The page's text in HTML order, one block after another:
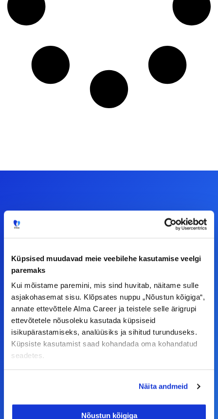
Küpsised muudavad meie veebilehe kasutamise veelgi
paremaks
Kui mõistame paremini, mis sind huvitab, näitame sulle
asjakohasemat sisu. Klõpsates nuppu „Nõustun kõigiga“,
annate ettevõttele Alma Career ja teistele selle ärigrupi
ettevõtetele nõusoleku kasutada küpsiseid
isikupärastamiseks, analüüsiks ja sihitud turunduseks.
Küpsiste kasutamist saad kohandada oma kohandatud
seadetes.
Näita andmeid
Nõustun kõigiga
Tööelublogi.ee lehelt leiad kõik vajaliku, et olla
ettepanekuid erinevate teemade osas või soovid
F
a
c
b
o
I
n
s
a
r
L
i
n
e
i
Y
o
u
u
b
e
© Alma Career Estonia OÜ
Tööpakkumised